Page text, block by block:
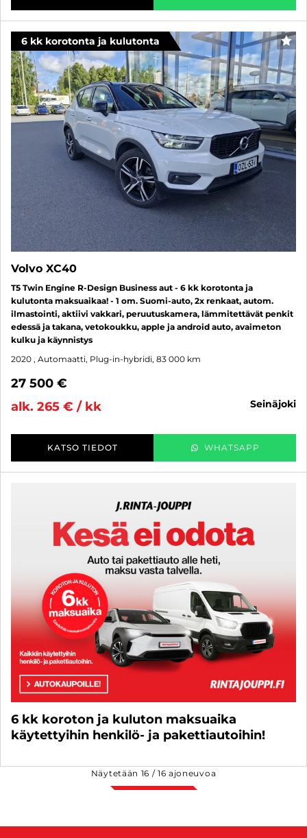
6 kk korotonta ja kulutonta
Volvo XC40
T5 Twin Engine R-Design Business aut - 6 kk korotonta ja
kulutonta maksuaikaa! - 1 om. Suomi-auto, 2x renkaat, autom.
ilmastointi, aktiivi vakkari, peruutuskamera, lämmitettävät penkit
edessä ja takana, vetokoukku, apple ja android auto, avaimeton
kulku ja käynnistys
2020 , Automaatti, Plug-in-hybridi, 83 000 km
27 500 €
alk. 265 € / kk
seinäjoki
KATSO TIEDOT WHATSAPP
6 kk koroton ja kuluton maksuaika
käytettyihin henkilö- ja pakettiautoihin!
Näytetään 16 /16 ajoneuvoa